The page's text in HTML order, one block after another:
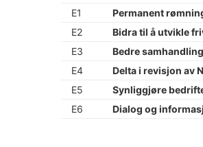
E1
Permanent
E2
Bidra til å utvikle
E3
Bedre
E4
Delta i revisjon av
E5
Synliggjøre
E6
Dialog og